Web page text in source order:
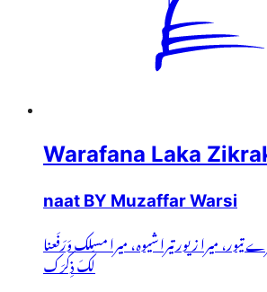
Warafana Laka
naat BY Muzaffar Warsi
تیور، میرا زیور تیرا شیوہ، میرا مسلک وَرَفَعنا
لَکَ ذِکرَک